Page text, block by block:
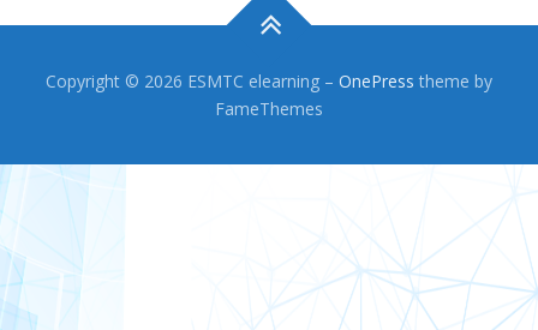
Copyright © 2026 ESMTC elearning – OnePress theme by
FameThemes